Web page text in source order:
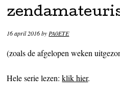
16 april 2016byPA0ETE
(zoals de afgelopen weken
Hele serie lezen:klik hier.